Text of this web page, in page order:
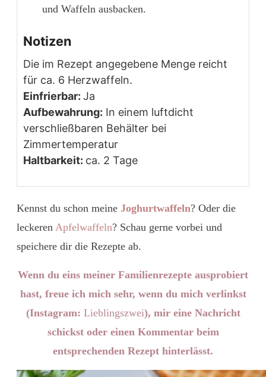
und Waffeln ausbacken.
Notizen
Die im Rezept angegebene Menge reicht
für ca. 6 Herzwaffeln.
Einfrierbar: Ja
Aufbewahrung: In einem luftdicht
verschließbaren Behälter bei
Zimmertemperatur
Haltbarkeit: ca. 2 Tage
Kennst du schon meine Joghurtwaffeln? Oder die
leckeren Apfelwaffeln? Schau gerne vorbei und
speichere dir die Rezepte ab.
Wenn du eins meiner Familienrezepte ausprobiert
hast, freue ich mich sehr, wenn du mich verlinkst
(Instagram: Lieblingszwei), mir eine Nachricht
schickst oder einen Kommentar beim
entsprechenden Rezept hinterlässt.